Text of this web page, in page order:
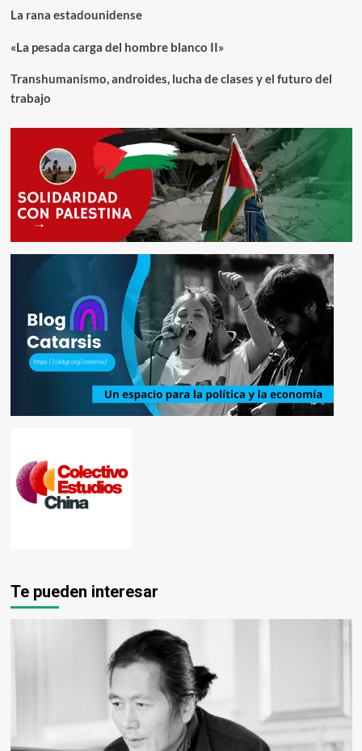
La rana estadounidense
«La pesada carga del hombre blanco II»
Transhumanismo, androides, lucha de clases y el futuro del
trabajo
Te pueden interesar